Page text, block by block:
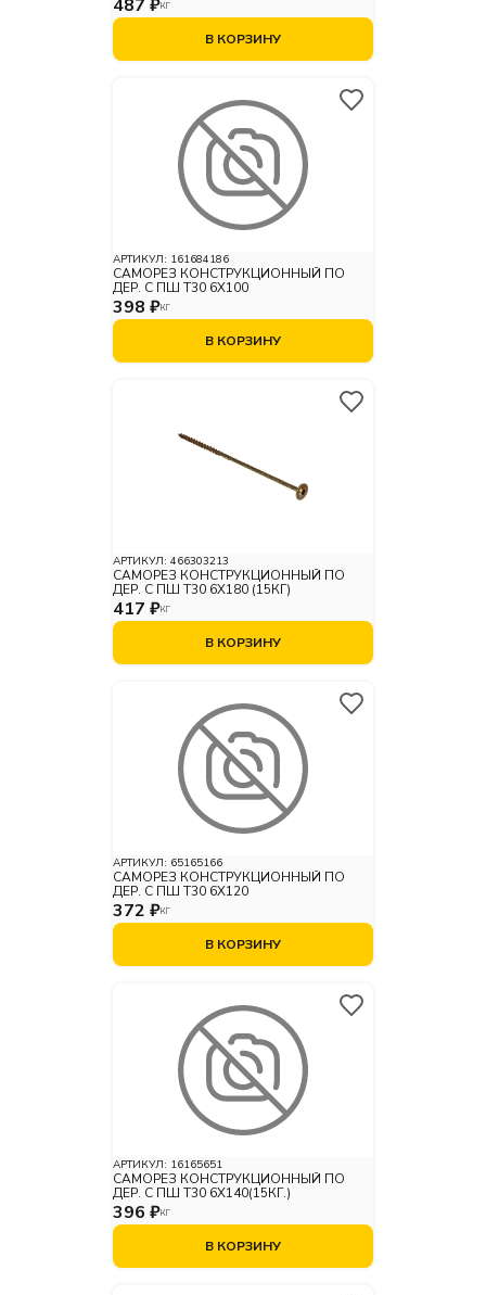
487 ₽КГ
В КОРЗИНУ
АРТИКУЛ: 161684186
САМОРЕЗ КОНСТРУКЦИОННЫЙ ПО
ДЕР. С ПШ Т30 6Х100
398 ₽КГ
В КОРЗИНУ
АРТИКУЛ: 466303213
САМОРЕЗ КОНСТРУКЦИОННЫЙ ПО
ДЕР. С ПШ Т30 6Х180 (15КГ)
417 ₽КГ
В КОРЗИНУ
АРТИКУЛ: 65165166
САМОРЕЗ КОНСТРУКЦИОННЫЙ ПО
ДЕР. С ПШ Т30 6Х120
372 ₽КГ
В КОРЗИНУ
АРТИКУЛ: 16165651
САМОРЕЗ КОНСТРУКЦИОННЫЙ ПО
ДЕР. С ПШ Т30 6Х140(15КГ.)
396 ₽КГ
В КОРЗИНУ